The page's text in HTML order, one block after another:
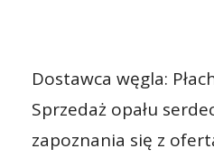
Dostawca węgla:
Sprzedaż opału
zapoznania się z